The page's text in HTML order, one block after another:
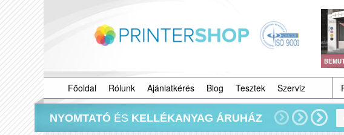
Főoldal Rólunk Ajánlatkérés Blog Tesztek Szerviz
NYOMTATÓ ÉS KELLÉKANYAG ÁRUHÁZ